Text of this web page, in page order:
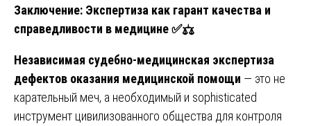
Заключение: Экспертиза как гарант качества и
справедливости в медицине✅⚖️
Независимая судебно-медицинская экспертиза
дефектов оказания медицинской помощи — это не
карательный меч, а необходимый и sophisticated
инструмент цивилизованного общества для контроля